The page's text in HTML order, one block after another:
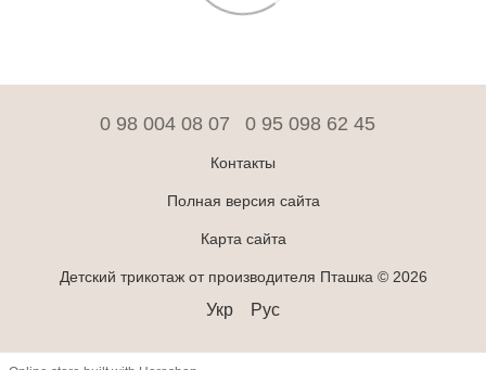
0 98 004 08 07 0 95 098 62 45
Контакты
Полная версия сайта
Карта сайта
Детский трикотаж от производителя Пташка © 2026
Укр Рус